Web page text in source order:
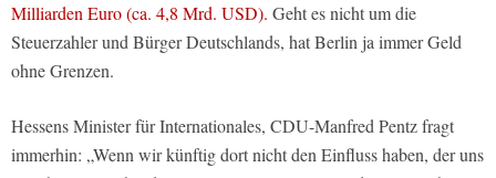
Milliarden Euro (ca. 4,8 Mrd. USD). Geht es nicht um die
Steuerzahler und Bürger Deutschlands, hat Berlin ja immer Geld
ohne Grenzen.
Hessens Minister für ⁠Internationales, CDU-Manfred Pentz fragt
immerhin: „Wenn wir ‌künftig ⁠dort nicht den Einfluss haben, der uns